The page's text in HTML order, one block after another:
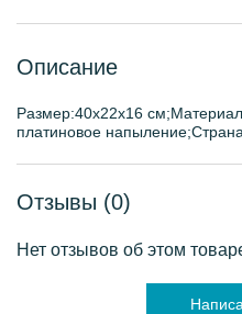
Описание
Размер:40х22х16
платиновое
Отзывы (0)
Нет отзывов об этом